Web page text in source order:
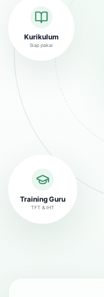
Training Guru
TFT & IHT
Kurikulum
Siap pakai